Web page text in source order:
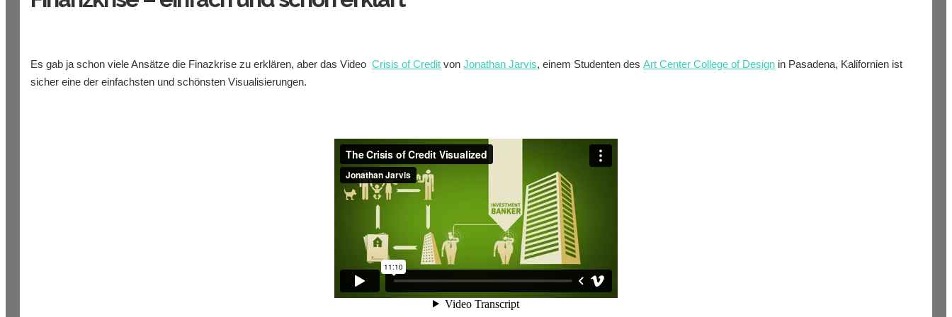
Es gab ja schon viele Ansätze die Finazkrise zu erklären, aber das Video Crisis of Credit von Jonathan Jarvis, einem Studenten des Art Center College of Design in Pasadena, Kalifornien ist
sicher eine der einfachsten und schönsten Visualisierungen.